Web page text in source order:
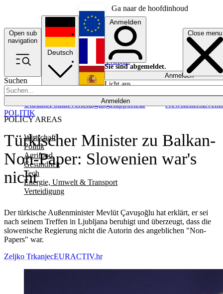
Ga naar de hoofdinhoud
Open sub
navigation
Close menu
Suchen
Anmelden
POLICY AREAS
Wirtschaft
Politik
Agrifood
Gesundheit
Tech
Energie, Umwelt & Transport
Verteidigung
UkrainePolitikVerteidigungRapporteur NewslettersEvents
Deutsch
English
Français
Anmelden
Sie sind abgemeldet.
Anmelden
Licht aus
Türkischer Minister zu Balkan-
Non-Paper: Slowenien war's
nicht
Der türkische Außenminister Mevlüt Çavuşoğlu hat erklärt, er sei
nach seinem Treffen in Ljubljana beruhigt und überzeugt, dass die
slowenische Regierung nicht die Autorin des angeblichen "Non-
Papers" war.
POLITIK
Zeljko TrkanjecEURACTIV.hr